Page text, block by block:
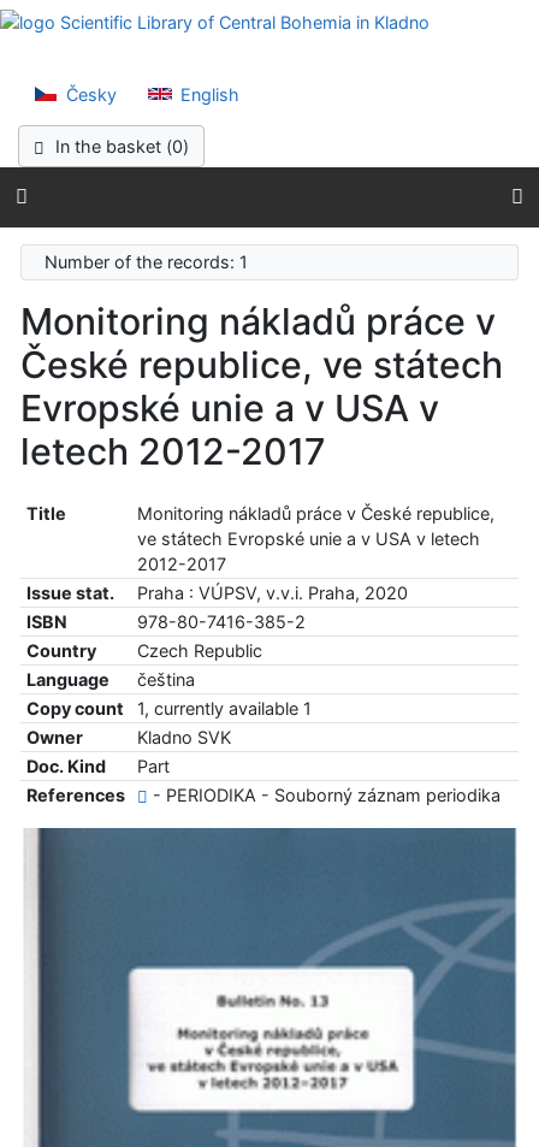
Go to content
Go to menu
Česky English
In the basket (0)
Number of the records: 1
Monitoring nákladů práce v
České republice, ve státech
Evropské unie a v USA v
letech 2012-2017
Title
Monitoring nákladů práce v České republice,
ve státech Evropské unie a v USA v letech
2012-2017
Issue stat.
Praha : VÚPSV, v.v.i. Praha, 2020
ISBN
978-80-7416-385-2
Country
Czech Republic
Language
čeština
Copy count
1, currently available 1
Owner
Kladno SVK
Doc. Kind
Part
References
- PERIODIKA - Souborný záznam periodika